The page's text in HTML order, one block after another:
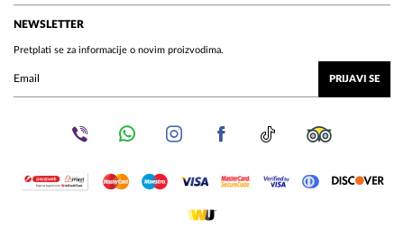
NEWSLETTER
Pretplati se za informacije o novim proizvodima.
PRIJAVI SE